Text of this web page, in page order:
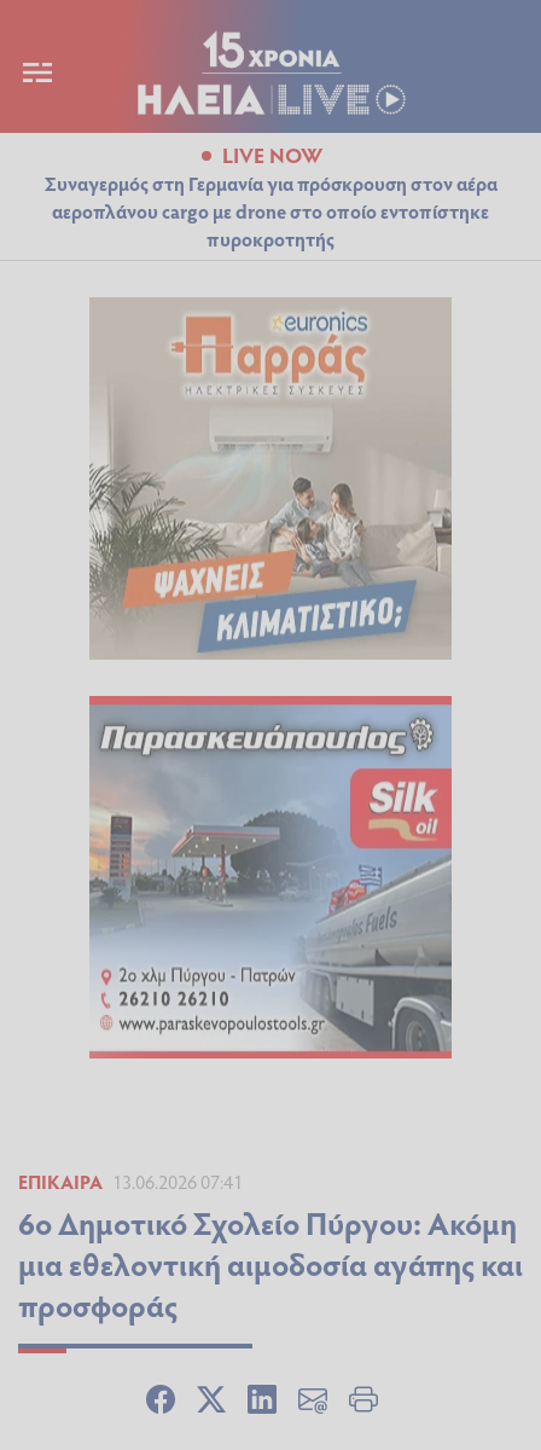
LIVE NOW
Συναγερμός στη Γερμανία για πρόσκρουση στον αέρα
αεροπλάνου cargo με drone στο οποίο εντοπίστηκε
πυροκροτητής
ΕΠΊΚΑΙΡΑ 13.06.2026 07:41
6ο Δημοτικό Σχολείο Πύργου: Ακόμη
μια εθελοντική αιμοδοσία αγάπης και
προσφοράς